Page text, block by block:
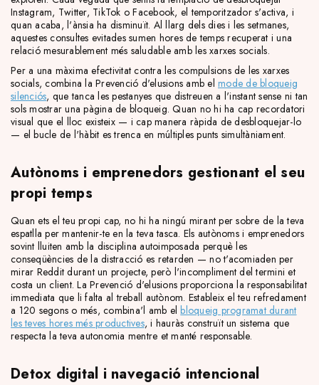
Instagram, Twitter, TikTok o Facebook, el temporitzador s'activa, i
quan acaba, l'ànsia ha disminuït. Al llarg dels dies i les setmanes,
aquestes consultes evitades sumen hores de temps recuperat i una
relació mesurablement més saludable amb les xarxes socials.
Per a una màxima efectivitat contra les compulsions de les xarxes
socials, combina la Prevenció d'elusions amb el mode de bloqueig
silenciós, que tanca les pestanyes que distreuen a l'instant sense ni tan
sols mostrar una pàgina de bloqueig. Quan no hi ha cap recordatori
visual que el lloc existeix — i cap manera ràpida de desbloquejar-lo
— el bucle de l'hàbit es trenca en múltiples punts simultàniament.
Autònoms i emprenedors gestionant el seu
propi temps
Quan ets el teu propi cap, no hi ha ningú mirant per sobre de la teva
espatlla per mantenir-te en la teva tasca. Els autònoms i emprenedors
sovint lluiten amb la disciplina autoimposada perquè les
conseqüències de la distracció es retarden — no t'acomiaden per
mirar Reddit durant un projecte, però l'incompliment del termini et
costa un client. La Prevenció d'elusions proporciona la responsabilitat
immediata que li falta al treball autònom. Estableix el teu refredament
a 120 segons o més, combina'l amb elbloqueig programat durant
les teves hores més productives, i hauràs construït un sistema que
respecta la teva autonomia mentre et manté responsable.
Detox digital i navegació intencional